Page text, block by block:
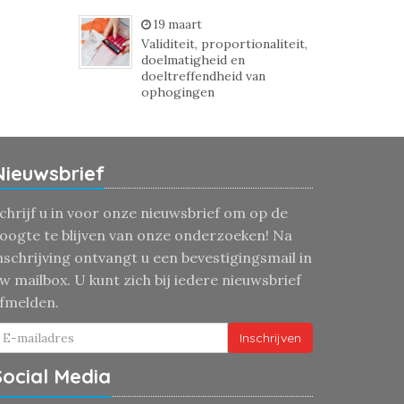
19 maart
Validiteit, proportionaliteit,
doelmatigheid en
doeltreffendheid van
ophogingen
u in voor onze nieuwsbrief om op de
te blijven van onze onderzoeken! Na
ontvangt u een bevestigingsmail in
mailbox. U kunt zich bij iedere nieuwsbrief
Inschrijven
Media